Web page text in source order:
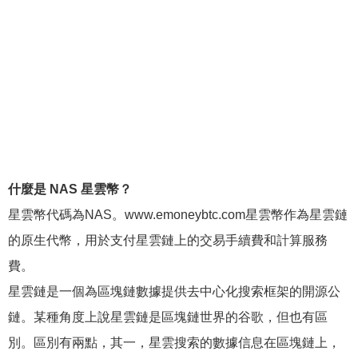
什麼是 NAS 星雲幣？
星雲幣代碼為NAS。www.emoneybtc.com星雲幣作為星雲鏈
的原生代幣，用於支付星雲鏈上的交易手續費和計算服務
費。
星雲鏈是一個為區塊鏈數據提供去中心化搜索框架的開源公
鏈。某種角度上說星雲鏈是區塊鏈世界的谷歌，但也有區
別。區別有兩點，其一，星雲搜索的數據信息在區塊鏈上，